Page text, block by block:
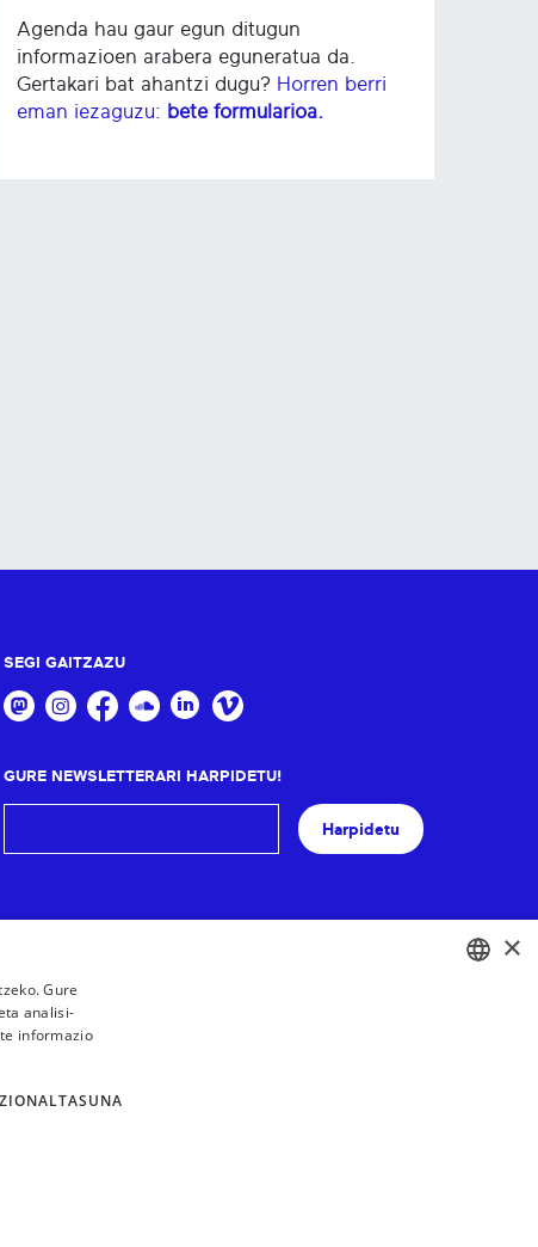
Agenda hau gaur egun ditugun
informazioen arabera eguneratua da.
Gertakari bat ahantzi dugu? Horren berri
eman iezaguzu: bete formularioa.
SEGI GAITZAZU
GURE NEWSLETTERARI HARPIDETU!
Harpidetu
×
Gure
analisi-
informazio